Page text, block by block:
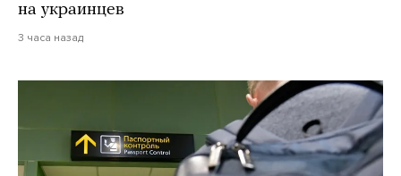
на украинцев
3 часа назад